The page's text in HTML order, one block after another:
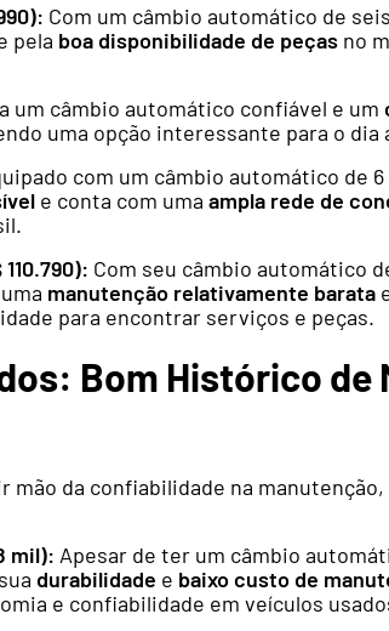
Com um câmbio automático de
pela boa disponibilidade de peças no
um câmbio automático confiável e um
uma opção interessante para o dia
com um câmbio automático de
e conta com uma ampla rede de
Com seu câmbio automático
manutenção relativamente barata
para encontrar serviços e peças.
Bom Histórico de
mão da confiabilidade na
mil): Apesar de ter um câmbio
durabilidade e baixo custo de
e confiabilidade em veículos